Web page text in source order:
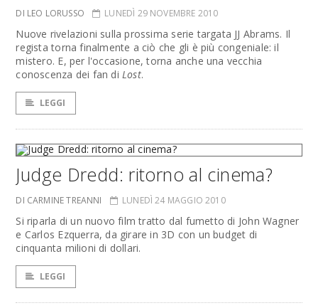
DI LEO LORUSSO LUNEDÌ 29 NOVEMBRE 2010
Nuove rivelazioni sulla prossima serie targata JJ Abrams. Il
regista torna finalmente a ciò che gli è più congeniale: il
mistero. E, per l'occasione, torna anche una vecchia
conoscenza dei fan diLost.
LEGGI
Judge Dredd: ritorno al cinema?
DI CARMINE TREANNI LUNEDÌ 24 MAGGIO 2010
Si riparla di un nuovo film tratto dal fumetto di John Wagner
e Carlos Ezquerra, da girare in 3D con un budget di
cinquanta milioni di dollari.
LEGGI